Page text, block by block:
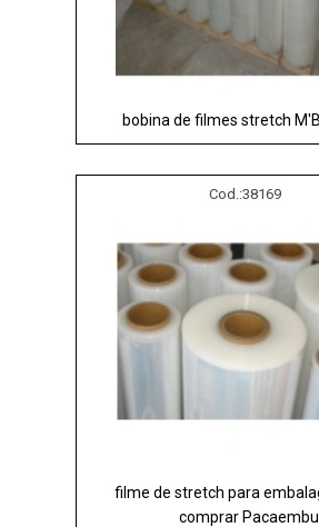
bobina de filmes stretch
Cod.:38169
filme de stretch para
comprar Pacaembu